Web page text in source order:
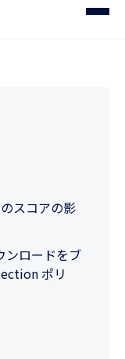
スコアの影
ンロードをブ
ポリ